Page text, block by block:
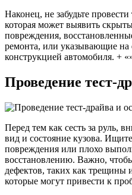
Наконец, не забудьте провести
которая может выявить
повреждения,
ремонта, или указывающие на
конструкцией автомобиля. +
Проведение тест-
Перед тем как сесть за руль,
вид и состояние кузова.
повреждения или плохо
восстановлению. Важно,
дефектов, таких как трещины
которые могут привести к